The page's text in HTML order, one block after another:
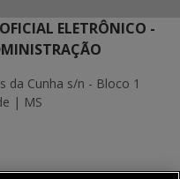
ELETRÔNICO -
da Cunha s/n - Bloco 1
| MS